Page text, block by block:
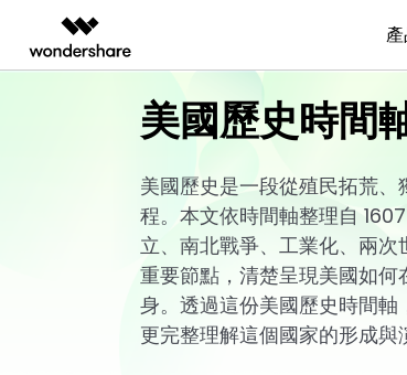
完整的影片編輯工具。
ToMoviee AI
一站式 AI 創意工作室。
UniConverter
高速媒體轉換工具。
圖表與圖
輕鬆繪製
協作式心
企業
教育
合作夥伴
聯盟行銷
多合一圖表軟體
商業用途
心智圖
組織結構圖
時間軸
甘特圖
資源範本
EdrawMax 社區
EdrawMind 畫廊
美國歷史時間
美國歷史是一段從殖民拓荒
程。本文依時間軸整理自
立、南北戰爭、工業化、兩
重要節點，清楚呈現美國如
身。透過這份美國歷史時間軸
更完整理解這個國家的形成與